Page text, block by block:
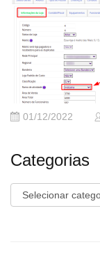
01/12/2022
Categorias
Categorias